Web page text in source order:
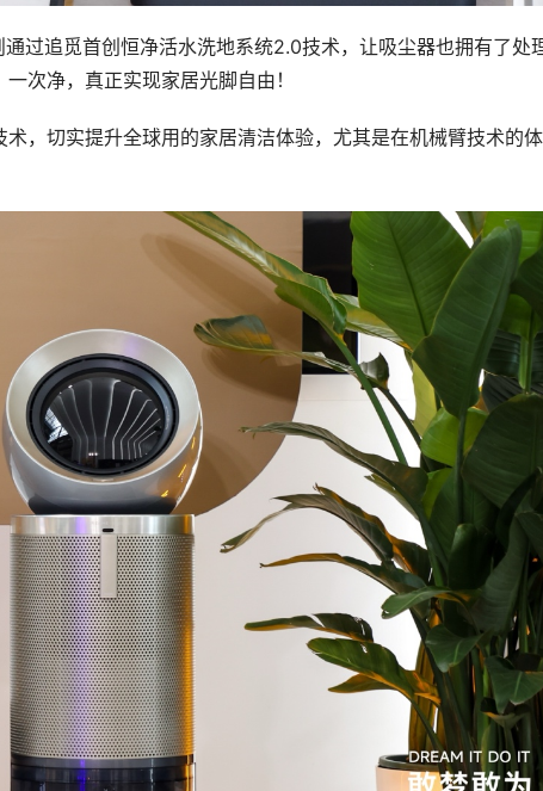
过追觅首创恒净活水洗地系统2.0技术，让吸尘器也拥有了处
次净，真正实现家居光脚自由！
，切实提升全球用的家居清洁体验，尤其是在机械臂技术的